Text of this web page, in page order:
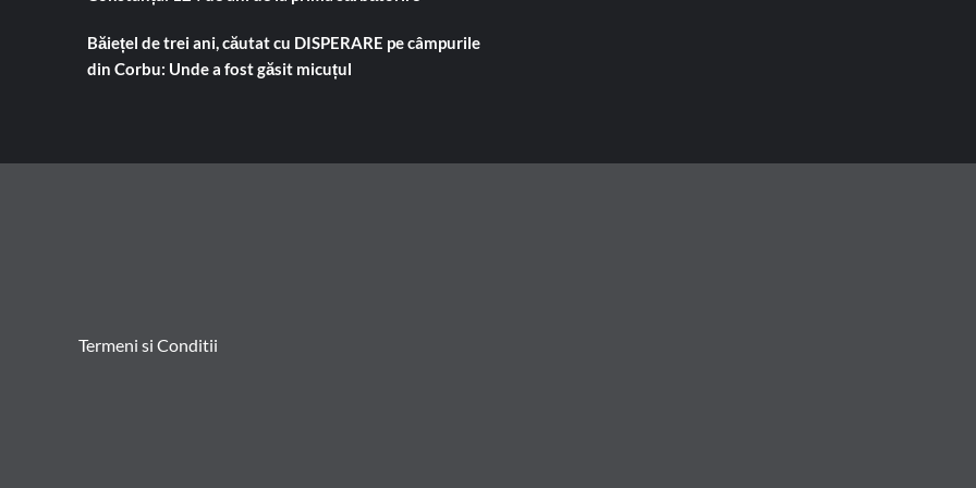
Băiețel de trei ani, căutat cu DISPERARE pe câmpurile
din Corbu: Unde a fost găsit micuțul
Termeni si Conditii